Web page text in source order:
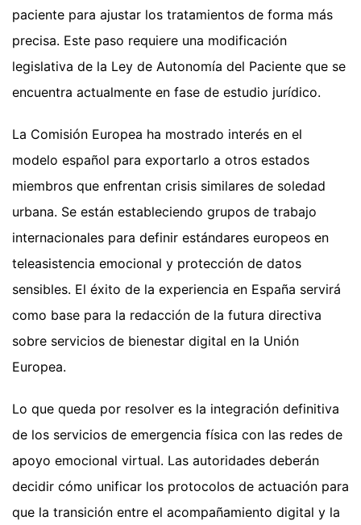
paciente para ajustar los tratamientos de forma más
precisa. Este paso requiere una modificación
legislativa de la Ley de Autonomía del Paciente que se
encuentra actualmente en fase de estudio jurídico.
La Comisión Europea ha mostrado interés en el
modelo español para exportarlo a otros estados
miembros que enfrentan crisis similares de soledad
urbana. Se están estableciendo grupos de trabajo
internacionales para definir estándares europeos en
teleasistencia emocional y protección de datos
sensibles. El éxito de la experiencia en España servirá
como base para la redacción de la futura directiva
sobre servicios de bienestar digital en la Unión
Europea.
Lo que queda por resolver es la integración definitiva
de los servicios de emergencia física con las redes de
apoyo emocional virtual. Las autoridades deberán
decidir cómo unificar los protocolos de actuación para
que la transición entre el acompañamiento digital y la